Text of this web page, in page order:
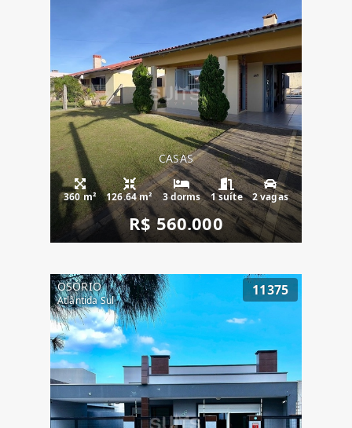
CASAS
360 m² 126.64 m² 3 dorms 1 suíte 2 vagas
R$ 560.000
OSÓRIO
Atlântida Sul
11375